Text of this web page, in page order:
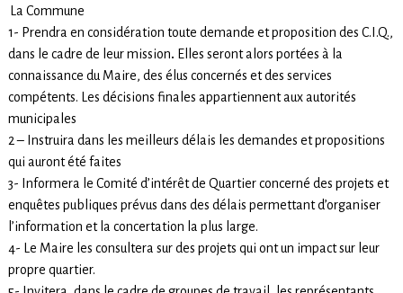
La Commune
1- Prendra en considération toute demande et proposition des C.I.Q.,
dans le cadre de leur mission. Elles seront alors portées à la
connaissance du Maire, des élus concernés et des services
compétents. Les décisions finales appartiennent aux autorités
municipales
2 – Instruira dans les meilleurs délais les demandes et propositions
qui auront été faites
3- Informera le Comité d’intérêt de Quartier concerné des projets et
enquêtes publiques prévus dans des délais permettant d’organiser
l’information et la concertation la plus large.
4- Le Maire les consultera sur des projets qui ont un impact sur leur
propre quartier.